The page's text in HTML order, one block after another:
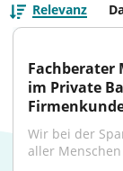
Relevanz
Fachberater
im Private
Wir bei der
aller